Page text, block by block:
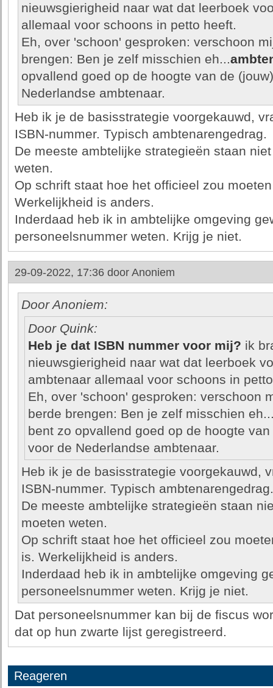
nieuwsgierigheid naar wat dat leerboek
allemaal voor schoons in petto heeft.
Eh, over 'schoon' gesproken: verschoon
brengen: Ben je zelf misschien eh...
opvallend goed op de hoogte van de
Nederlandse ambtenaar.
Heb ik je de basisstrategie voorgekauwd,
ISBN-nummer. Typisch ambtenarengedrag.
De meeste ambtelijke strategieën staan
weten.
Op schrift staat hoe het officieel zou
Werkelijkheid is anders.
Inderdaad heb ik in ambtelijke omgeving
personeelsnummer weten. Krijg je niet.
29-09-2022, 17:36 door Anoniem
Door Anoniem:
Door Quink:
Heb je dat ISBN nummer voor mij? ik
nieuwsgierigheid naar wat dat leerboek
ambtenaar allemaal voor schoons in
Eh, over 'schoon' gesproken: verschoon
berde brengen: Ben je zelf misschien
bent zo opvallend goed op de hoogte
voor de Nederlandse ambtenaar.
Heb ik je de basisstrategie voorgekauwd,
ISBN-nummer. Typisch ambtenarengedrag.
De meeste ambtelijke strategieën staan
moeten weten.
Op schrift staat hoe het officieel zou
is. Werkelijkheid is anders.
Inderdaad heb ik in ambtelijke omgeving
personeelsnummer weten. Krijg je niet.
Dat personeelsnummer kan bij de fiscus
dat op hun zwarte lijst geregistreerd.
Reageren